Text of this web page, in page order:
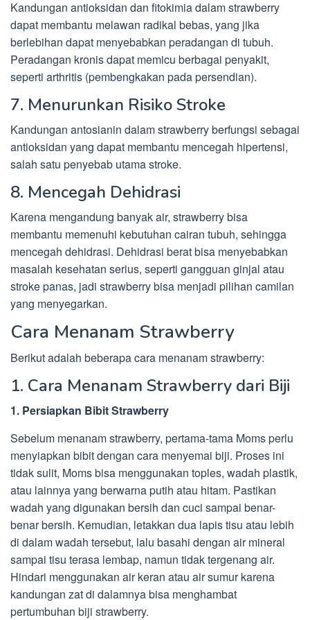
Kandungan antioksidan dan fitokimia dalam strawberry
dapat membantu melawan radikal bebas, yang jika
berlebihan dapat menyebabkan peradangan di tubuh.
Peradangan kronis dapat memicu berbagai penyakit,
seperti arthritis (pembengkakan pada persendian).
7. Menurunkan Risiko Stroke
Kandungan antosianin dalam strawberry berfungsi sebagai
antioksidan yang dapat membantu mencegah hipertensi,
salah satu penyebab utama stroke.
8. Mencegah Dehidrasi
Karena mengandung banyak air, strawberry bisa
membantu memenuhi kebutuhan cairan tubuh, sehingga
mencegah dehidrasi. Dehidrasi berat bisa menyebabkan
masalah kesehatan serius, seperti gangguan ginjal atau
stroke panas, jadi strawberry bisa menjadi pilihan camilan
yang menyegarkan.
Cara Menanam Strawberry
Berikut adalah beberapa cara menanam strawberry:
1. Cara Menanam Strawberry dari Biji
1. Persiapkan Bibit Strawberry
Sebelum menanam strawberry, pertama-tama Moms perlu
menyiapkan bibit dengan cara menyemai biji. Proses ini
tidak sulit, Moms bisa menggunakan toples, wadah plastik,
atau lainnya yang berwarna putih atau hitam. Pastikan
wadah yang digunakan bersih dan cuci sampai benar-
benar bersih. Kemudian, letakkan dua lapis tisu atau lebih
di dalam wadah tersebut, lalu basahi dengan air mineral
sampai tisu terasa lembap, namun tidak tergenang air.
Hindari menggunakan air keran atau air sumur karena
kandungan zat di dalamnya bisa menghambat
pertumbuhan biji strawberry.